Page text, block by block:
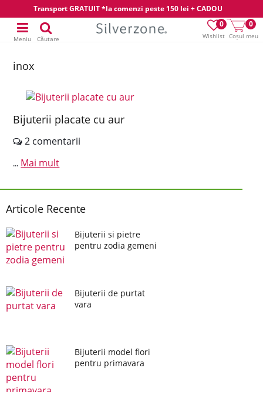
Transport GRATUIT *la comenzi peste 150 lei + CADOU
Wishlist
0
Coșul meu
0
Meniu Căutare
inox
Bijuterii placate cu aur
2 comentarii
... Mai mult
Articole Recente
Bijuterii si pietre
pentru zodia gemeni
Bijuterii de purtat
vara
Bijuterii model flori
pentru primavara